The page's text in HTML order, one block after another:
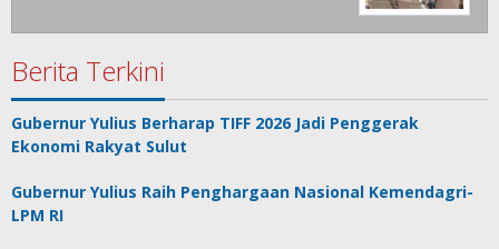
Berita Terkini
Gubernur Yulius Berharap TIFF 2026 Jadi Penggerak
Ekonomi Rakyat Sulut
Gubernur Yulius Raih Penghargaan Nasional Kemendagri-
LPM RI